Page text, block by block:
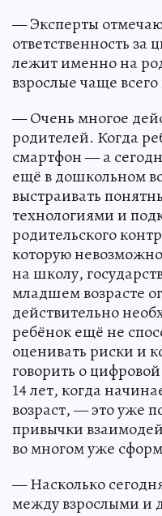
— Эксперты
ответственность за
лежит именно на
взрослые чаще
— Очень многое
родителей. Когда
смартфон — а
ещё в дошкольном
выстраивать
технологиями и
родительского
которую
на школу,
младшем возрасте
действительно
ребёнок ещё не
оценивать риски и
говорить о
14 лет, когда
возраст, — это уже
привычки
во многом уже
— Насколько
между взрослыми и